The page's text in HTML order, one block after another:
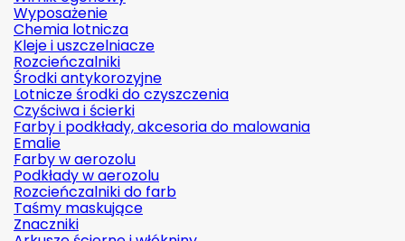
Wyposażenie
Chemia lotnicza
Kleje i uszczelniacze
Rozcieńczalniki
Środki antykorozyjne
Lotnicze środki do czyszczenia
Czyściwa i ścierki
Farby i podkłady, akcesoria do malowania
Emalie
Farby w aerozolu
Podkłady w aerozolu
Rozcieńczalniki do farb
Taśmy maskujące
Znaczniki